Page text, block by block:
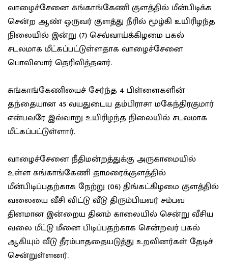
வாழைச்சேனை சுங்காங்கேணி குளத்தில் மீன்பிடிக்க
சென்ற ஆண் ஒருவர் குளத்து நீரில் மூழ்கி உயிரிழந்த
நிலையில் இன்று (7) செவ்வாய்க்கிழமை பகல்
சடலமாக மீட்கப்பட்டுள்ளதாக வாழைச்சேனை
பொலிஸார் தெரிவித்தனர்.
சுங்காங்கேணியைச் சேர்ந்த 4 பிள்ளைகளின்
தந்தையான 45 வயதுடைய தம்பிராசா மகேந்திரகுமார்
என்பவரே இவ்வாறு உயிரிழந்த நிலையில் சடலமாக
மீட்கப்பட்டுள்ளார்.
வாழைச்சேனை நீதிமன்றத்துக்கு அருகாமையில்
உள்ள சுங்காங்கேணி தாமரைக்குளத்தில்
மீன்பிடிப்பதற்காக நேற்று (06) திங்கட்கிழமை குளத்தில்
வலையை வீசி விட்டு வீடு திரும்பியவர் சம்பவ
தினமான இன்றைய தினம் காலையில் சென்று வீசிய
வலை மீட்டு மீனை பிடிப்பதற்காக சென்றவர் பகல்
ஆகியும் வீடு தீரம்பாததையடுத்து உறவினர்கள் தேடிச்
சென்றுள்ளனர்.